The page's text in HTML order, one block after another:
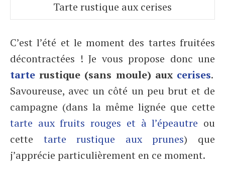
Tarte rustique aux cerises
C’est l’été et le moment des tartes fruitées
décontractées ! Je vous propose donc une
tarte rustique (sans moule) aux cerises.
Savoureuse, avec un côté un peu brut et de
campagne (dans la même lignée que cette
tarte aux fruits rouges et à l’épeautre ou
cette tarte rustique aux prunes) que
j’apprécie particulièrement en ce moment.